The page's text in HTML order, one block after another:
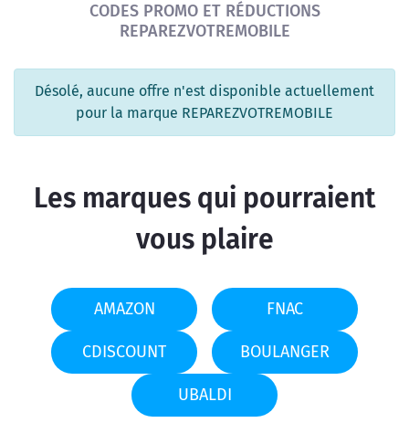
CODES PROMO ET RÉDUCTIONS
REPAREZVOTREMOBILE
Désolé, aucune offre n'est disponible actuellement
pour la marque REPAREZVOTREMOBILE
Les marques qui pourraient
vous plaire
AMAZON FNAC
CDISCOUNT BOULANGER
UBALDI